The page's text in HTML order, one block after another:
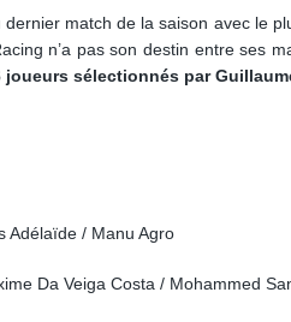
match de la saison avec le
n’a pas son destin entre ses
joueurs sélectionnés par
Adélaïde / Manu Agro
Da Veiga Costa / Mohammed